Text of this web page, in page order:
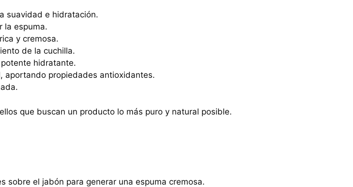
suavidad e hidratación.
la espuma.
y cremosa.
de la cuchilla.
hidratante.
aportando propiedades antioxidantes.
que buscan un producto lo más puro y natural posible.
sobre el jabón para generar una espuma cremosa.